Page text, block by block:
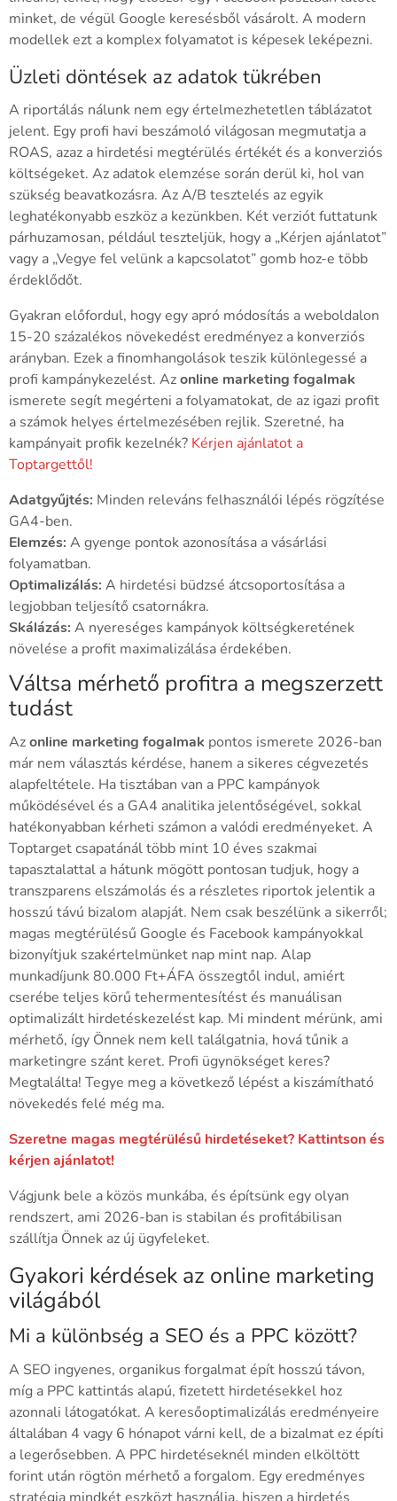
minket, de végül Google keresésből vásárolt. A modern
modellek ezt a komplex folyamatot is képesek leképezni.
Üzleti döntések az adatok tükrében
A riportálás nálunk nem egy értelmezhetetlen táblázatot
jelent. Egy profi havi beszámoló világosan megmutatja a
ROAS, azaz a hirdetési megtérülés értékét és a konverziós
költségeket. Az adatok elemzése során derül ki, hol van
szükség beavatkozásra. Az A/B tesztelés az egyik
leghatékonyabb eszköz a kezünkben. Két verziót futtatunk
párhuzamosan, például teszteljük, hogy a „Kérjen ajánlatot”
vagy a „Vegye fel velünk a kapcsolatot” gomb hoz-e több
érdeklődőt.
Gyakran előfordul, hogy egy apró módosítás a weboldalon
15-20 százalékos növekedést eredményez a konverziós
arányban. Ezek a finomhangolások teszik különlegessé a
profi kampánykezelést. Azonline marketing fogalmak
ismerete segít megérteni a folyamatokat, de az igazi profit
a számok helyes értelmezésében rejlik. Szeretné, ha
kampányait profik kezelnék? Kérjen ajánlatot a
Toptargettől!
Adatgyűjtés: Minden releváns felhasználói lépés rögzítése
GA4-ben.
Elemzés: A gyenge pontok azonosítása a vásárlási
folyamatban.
Optimalizálás: A hirdetési büdzsé átcsoportosítása a
legjobban teljesítő csatornákra.
Skálázás: A nyereséges kampányok költségkeretének
növelése a profit maximalizálása érdekében.
Váltsa mérhető profitra a megszerzett
tudást
Azonline marketing fogalmak pontos ismerete 2026-ban
már nem választás kérdése, hanem a sikeres cégvezetés
alapfeltétele. Ha tisztában van a PPC kampányok
működésével és a GA4 analitika jelentőségével, sokkal
hatékonyabban kérheti számon a valódi eredményeket. A
Toptarget csapatánál több mint 10 éves szakmai
tapasztalattal a hátunk mögött pontosan tudjuk, hogy a
transzparens elszámolás és a részletes riportok jelentik a
hosszú távú bizalom alapját. Nem csak beszélünk a sikerről;
magas megtérülésű Google és Facebook kampányokkal
bizonyítjuk szakértelmünket nap mint nap. Alap
munkadíjunk 80.000 Ft+ÁFA összegtől indul, amiért
cserébe teljes körű tehermentesítést és manuálisan
optimalizált hirdetéskezelést kap. Mi mindent mérünk, ami
mérhető, így Önnek nem kell találgatnia, hová tűnik a
marketingre szánt keret. Profi ügynökséget keres?
Megtalálta! Tegye meg a következő lépést a kiszámítható
növekedés felé még ma.
Szeretne magas megtérülésű hirdetéseket? Kattintson és
kérjen ajánlatot!
Vágjunk bele a közös munkába, és építsünk egy olyan
rendszert, ami 2026-ban is stabilan és profitábilisan
szállítja Önnek az új ügyfeleket.
Gyakori kérdések az online marketing
világából
Mi a különbség a SEO és a PPC között?
A SEO ingyenes, organikus forgalmat épít hosszú távon,
míg a PPC kattintás alapú, fizetett hirdetésekkel hoz
azonnali látogatókat. A keresőoptimalizálás eredményeire
általában 4 vagy 6 hónapot várni kell, de a bizalmat ez építi
a legerősebben. A PPC hirdetéseknél minden elköltött
forint után rögtön mérhető a forgalom. Egy eredményes
stratégia mindkét eszközt használja, hiszen a hirdetés